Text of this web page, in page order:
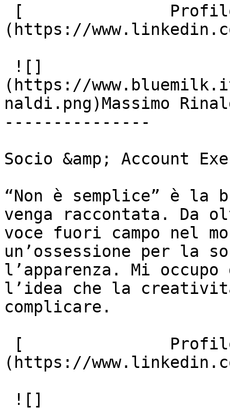
(https://
(https://
naldi.png)Massimo
---------------
Socio &amp; Account
“Non è semplice” è la
venga raccontata. Da
voce fuori campo nel
un’ossessione per la
l’apparenza. Mi
l’idea che la
complicare.
(https://